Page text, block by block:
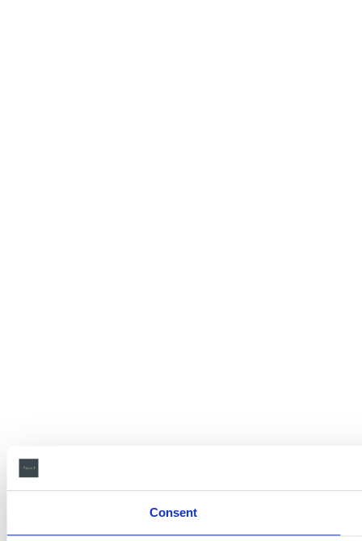
Consent